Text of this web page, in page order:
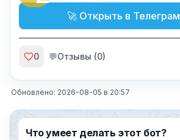
🚀 Открыть в Телеграм
0 💬Отзывы (0)
Обновлено: 2026-08-05 в 20:57
Что умеет делать этот бот?